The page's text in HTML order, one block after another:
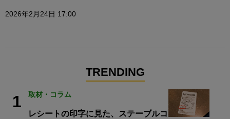
2026年2月24日 17:00
TRENDING
1 取材・コラム
レシートの印字に見た、ステーブルコ